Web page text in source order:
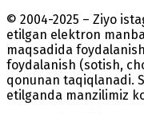
© 2004-2025 – Ziyo
etilgan elektron
maqsadida
foydalanish (sotish,
qonunan taqiqlanadi.
etilganda manzilimiz